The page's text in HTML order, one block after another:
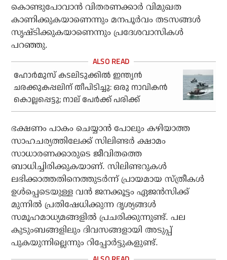
കൊണ്ടുപോവാന്‍ വിതരണക്കാര്‍ വിമുഖത
കാണിക്കുകയാണെന്നും മനപൂര്‍വം തടസങ്ങള്‍
സൃഷ്ടിക്കുകയാണെന്നും പ്രദേശവാസികള്‍
പറഞ്ഞു.
ഹോര്‍മുസ് കടലിടുക്കില്‍ ഇന്ത്യന്‍
ചരക്കുകപ്പലിന് തീപിടിച്ചു: ഒരു നാവികന്‍
കൊല്ലപ്പെട്ടു; നാല് പേര്‍ക്ക് പരിക്ക്
ഭക്ഷണം പാകം ചെയ്യാന്‍ പോലും കഴിയാത്ത
സാഹചര്യത്തിലേക്ക് സിലിണ്ടര്‍ ക്ഷാമം
സാധാരണക്കാരുടെ ജീവിതത്തെ
ബാധിച്ചിരിക്കുകയാണ്. സിലിണ്ടറുകള്‍
ലഭിക്കാത്തതിനെത്തുടര്‍ന്ന് പ്രായമായ സ്ത്രീകള്‍
ഉള്‍പ്പെടെയുള്ള വന്‍ ജനക്കൂട്ടം ഏജന്‍സിക്ക്
മുന്നില്‍ പ്രതിഷേധിക്കുന്ന ദൃശ്യങ്ങള്‍
സമൂഹമാധ്യമങ്ങളില്‍ പ്രചരിക്കുന്നുണ്ട്. പല
കുടുംബങ്ങളിലും ദിവസങ്ങളായി അടുപ്പ്
പുകയുന്നില്ലെന്നും റിപ്പോര്‍ട്ടുകളുണ്ട്.